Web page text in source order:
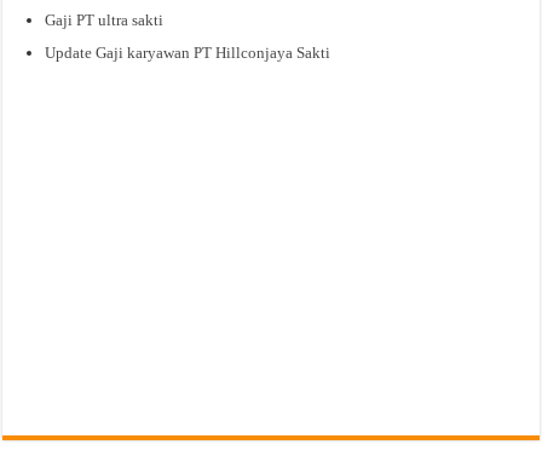
Gaji PT ultra sakti
Update Gaji karyawan PT Hillconjaya Sakti